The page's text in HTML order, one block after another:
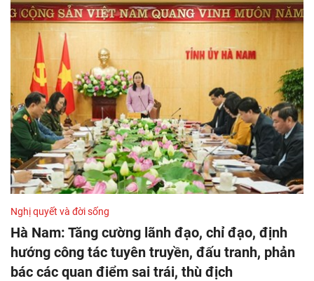
Nghị quyết và đời sống
Hà Nam: Tăng cường lãnh đạo, chỉ đạo, định
hướng công tác tuyên truyền, đấu tranh, phản
bác các quan điểm sai trái, thù địch